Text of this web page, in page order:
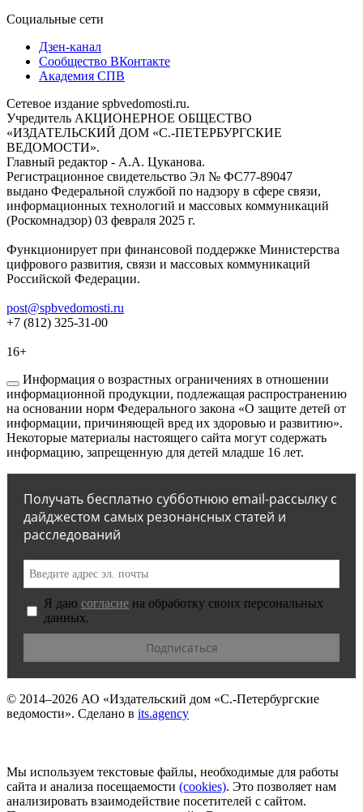
Социальные сети
Дзен-канал
Сообщество ВКонтакте
Академия СПВ
Сетевое издание spbvedomosti.ru.
Учредитель АКЦИОНЕРНОЕ ОБЩЕСТВО
«ИЗДАТЕЛЬСКИЙ ДОМ «С.-ПЕТЕРБУРГСКИЕ
ВЕДОМОСТИ».
Главный редактор - А.А. Цуканова.
Регистрационное свидетельство Эл № ФС77-89047
выдано Федеральной службой по надзору в сфере связи,
информационных технологий и массовых коммуникаций
(Роскомнадзор) 03 февраля 2025 г.
Функционирует при финансовой поддержке Министерства
цифрового развития, связи и массовых коммуникаций
Российской Федерации.
post@spbvedomosti.ru
+7 (812) 325-31-00
16+
Информация о возрастных ограничениях в отношении
информационной продукции, подлежащая распространению
на основании норм Федерального закона «О защите детей от
информации, причиняющей вред их здоровью и развитию».
Некоторые материалы настоящего сайта могут содержать
информацию, запрещенную для детей младше 16 лет.
Получать бесплатно субботнюю email-рассылку с
дайджестом самых резонансных статей и
расследований
Я даю согласие на обработку своих персональных
данных.
© 2014–2026 АО «Издательский дом «С.-Петербургские
ведомости». Сделано в its.agency
Мы используем текстовые файлы, необходимые для работы
сайта и анализа посещаемости (сookies). Это позволяет нам
анализировать взаимодействие посетителей с сайтом.